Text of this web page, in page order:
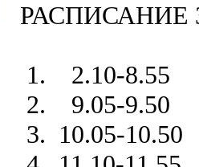
РАСПИСАНИЕ
1. 2.10-8.55
2. 9.05-9.50
3. 10.05-10.50